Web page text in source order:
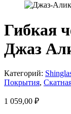
Гибкая
Джаз
Категорий:
Покрытия,
1 059,00 ₽